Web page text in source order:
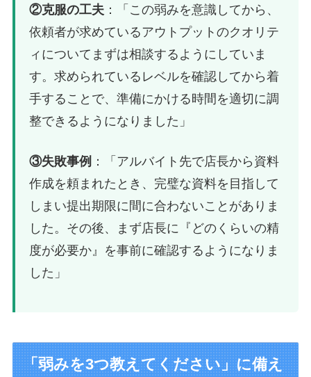
②克服の工夫 ：「この弱みを意識してから、
依頼者が求めているアウトプットのクオリテ
ィについてまずは相談するようにしていま
す。求められているレベルを確認してから着
手することで、準備にかける時間を適切に調
整できるようになりました」
③失敗事例 ：「アルバイト先で店長から資料
作成を頼まれたとき、完璧な資料を目指して
しまい提出期限に間に合わないことがありま
した。その後、まず店長に『どのくらいの精
度が必要か』を事前に確認するようになりま
した」
「弱みを3つ教えてください」に備え